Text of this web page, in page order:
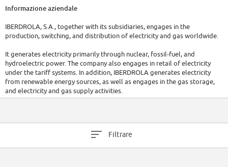
Informazione aziendale
IBERDROLA, S.A., together with its subsidiaries, engages in the
production, switching, and distribution of electricity and gas worldwide.
It generates electricity primarily through nuclear, fossil-fuel, and
hydroelectric power. The company also engages in retail of electricity
under the tariff systems. In addition, IBERDROLA generates electricity
from renewable energy sources, as well as engages in the gas storage,
and electricity and gas supply activities.
Filtrare